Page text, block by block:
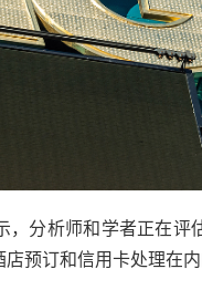
，分析师和学者正在
预订和信用卡处理在